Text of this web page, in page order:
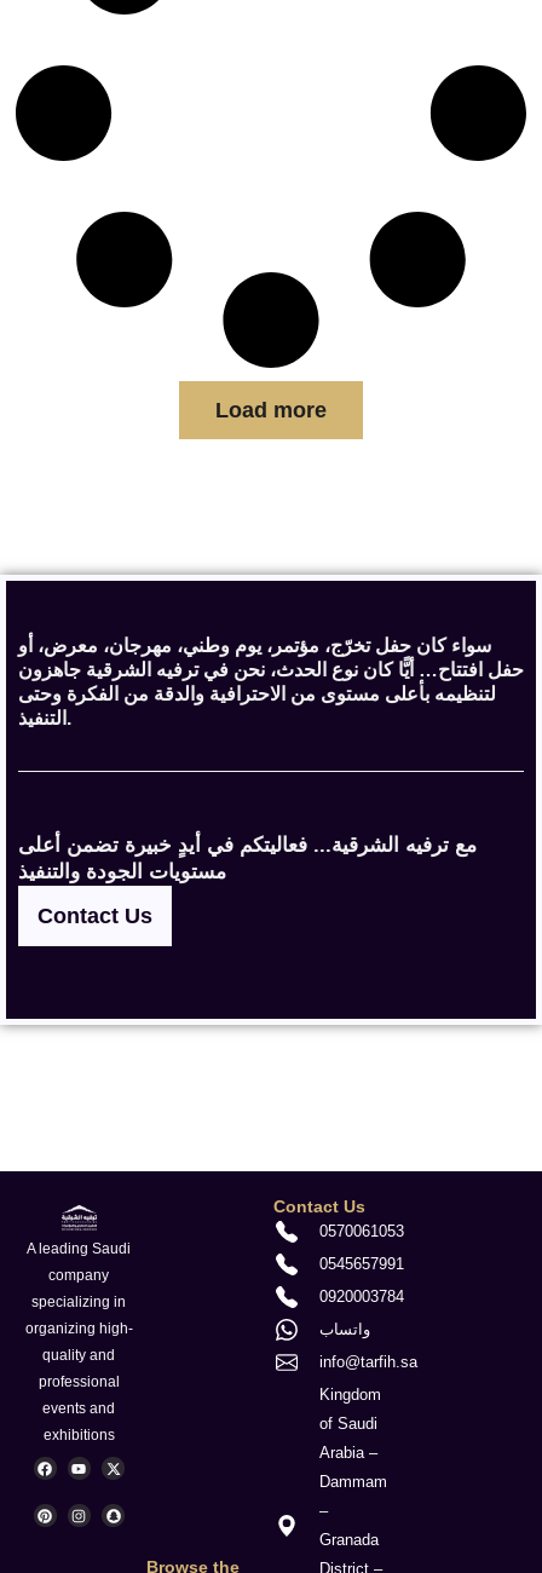
Load more
سواء كان حفل تخرّج، مؤتمر، يوم وطني، مهرجان، معرض، أو
حفل افتتاح… أيًّا كان نوع الحدث، نحن في ترفيه الشرقية جاهزون
لتنظيمه بأعلى مستوى من الاحترافية والدقة من الفكرة وحتى
التنفيذ.
مع ترفيه الشرقية... فعاليتكم في أيدٍ خبيرة تضمن أعلى
مستويات الجودة والتنفيذ
Contact Us
A leading Saudi
company
specializing in
organizing high-
quality and
professional
events and
exhibitions
F
a
c
b
o
Y
o
u
u
b
X
-
t
i
t
P
i
n
e
r
I
n
s
a
g
S
n
a
c
h
Browse the
Contact Us
0570061053
0545657991
0920003784
واتساب
info@tarfih.sa
Kingdom
of Saudi
Arabia –
Dammam
–
Granada
District –